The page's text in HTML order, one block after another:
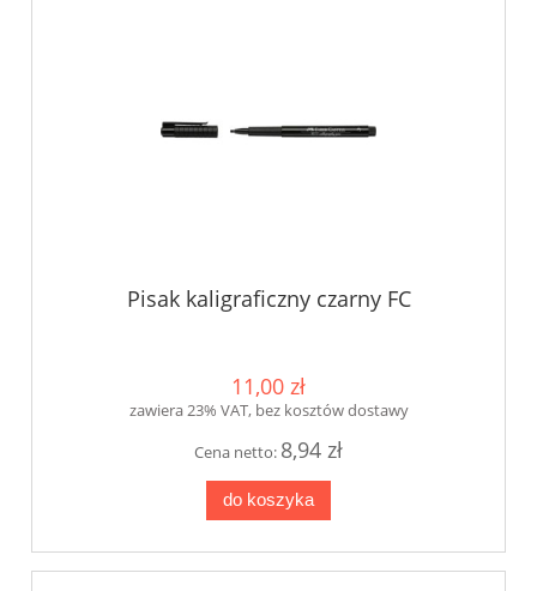
Pisak kaligraficzny czarny FC
11,00 zł
zawiera 23% VAT, bez kosztów dostawy
Cena netto: 8,94 zł
do koszyka